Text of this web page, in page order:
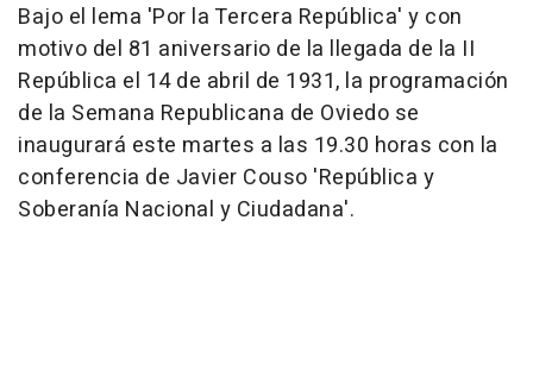
Bajo el lema 'Por la Tercera República' y con
motivo del 81 aniversario de la llegada de la II
República el 14 de abril de 1931, la programación
de la Semana Republicana de Oviedo se
inaugurará este martes a las 19.30 horas con la
conferencia de Javier Couso 'República y
Soberanía Nacional y Ciudadana'.